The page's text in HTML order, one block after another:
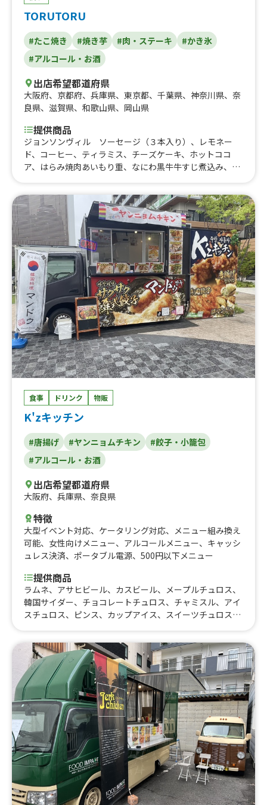
TORUTORU
#たこ焼き #焼き芋 #肉・ステーキ
#かき氷
#アルコール・お酒
出店希望都道府県
大阪府、 京都府、 兵庫県、 東京都、 千葉県、 神奈川県、 奈
良県、 滋賀県、 和歌山県、 岡山県
提供商品
ジョンソンヴィル ソーセージ（３本入り）、レモネー
ド、コーヒー、ティラミス、チーズケーキ、ホットココ
ア、はらみ焼肉あいもり重、なにわ黒牛牛すじ煮込み、河
牛タン串、なにわ黒牛ステーキ丼、なにわ黒牛ステーキ
串、大阪梅ポーク肉巻きおにぎり、ハラミ重(ランチ)90
0、熟成ハラミ串ランチ、塩タン串ランチ、焼肉丼、大阪
美人カステラ15個、大阪美人カステラ25個、大阪美人カス
テラ40個、チュロス、りんご飴、大阪産梅ポーク焼きそ
ば、カステラいちごパフェ、焼き鳥、いちご飴、ビール、
冷やしパイン、なにわ黒牛の極上焼きそば、フランクフル
ト、カキ氷、仙台牛タン重、唐揚げ、焼き芋、ポテト、た
こ焼き
食事 ドリンク 物販
K'zキッチン
#唐揚げ #ヤンニョムチキン
#餃子・小籠包
#アルコール・お酒
出店希望都道府県
大阪府、 兵庫県、 奈良県
特徴
大型イベント対応、 ケータリング対応、
メニュー組み換え
可能、 女性向けメニュー、 アルコールメニュー、 キャッシ
ュレス決済、 ポータブル電源、 500円以下メニュー
提供商品
ラムネ、アサヒビール、カスビール、メープルチュロス、
韓国サイダー、チョコレートチュロス、チャミスル、アイ
スチュロス、ピンス、カップアイス、スイーツチュロス、
かけねぎマンドゥ、マンドゥ丼、ねぎヤンニョムマンド
ゥ、ヤンニョムチキン丼、ヤンニョムマンドゥ、マンドゥ
(韓式揚げ餃子)、ヤンニョムチキン、韓国チキン